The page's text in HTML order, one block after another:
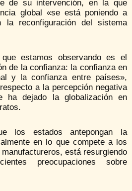
de su intervención, en la que
global «se está poniendo a
la reconfiguración del sistema
estamos observando es el
de la confianza: la confianza en
y la confianza entre países»,
a la percepción negativa
ha dejado la globalización en
los estados antepongan la
en lo que compete a los
está resurgiendo
preocupaciones sobre